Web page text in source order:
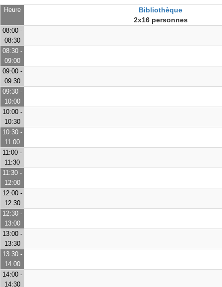
Heure
Bibliothèque
2x16 personnes
08:00 -
08:30
08:30 -
09:00
09:00 -
09:30
09:30 -
10:00
10:00 -
10:30
10:30 -
11:00
11:00 -
11:30
11:30 -
12:00
12:00 -
12:30
12:30 -
13:00
13:00 -
13:30
13:30 -
14:00
14:00 -
14:30